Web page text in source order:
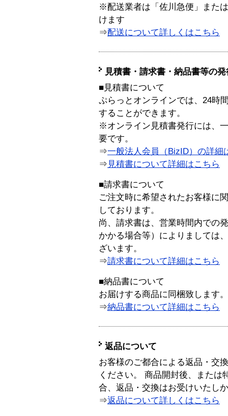
※配送業者は「佐川急便」また
けます
⇒配送について詳しくはこちら
見積書・請求書・納品書等の
■見積書について
ぷらっとオンラインでは、24時
することができます。
※オンライン見積書発行には、
要です。
⇒一般法人会員（BizID）の詳細
⇒ 見積書について詳細はこちら
■請求書について
ご注文時に希望されたお客様に
しております。
尚、請求書は、営業時間内での
かかる場合等）によりましては
ざいます。
⇒請求書について詳細はこちら
■納品書について
お届けする商品に同梱致します。
⇒納品書について詳細はこちら
返品について
お客様のご都合による返品・交
ください。 商品開封後、または
合、返品・交換はお受けいたし
⇒返品について詳しくはこちら